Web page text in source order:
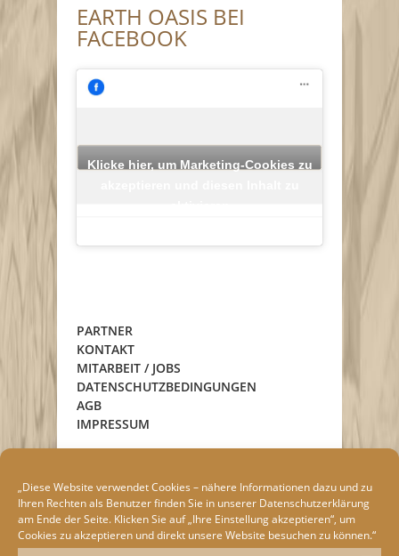
„Diese Website verwendet Cookies – nähere Informationen dazu und zu
Ihren Rechten als Benutzer finden Sie in unserer Datenschutzerklärung
am Ende der Seite. Klicken Sie auf „Ihre Einstellung akzeptieren“, um
Cookies zu akzeptieren und direkt unsere Website besuchen zu können.“
EARTH OASIS BEI
FACEBOOK
Klicke hier, um Marketing-Cookies zu
PARTNER
KONTAKT
MITARBEIT / JOBS
DATENSCHUTZBEDINGUNGEN
AGB
IMPRESSUM